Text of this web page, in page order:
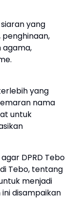
yang
agama,
yang
nama
untuk
DPRD Tebo
Tebo, tentang
menjadi
disampaikan